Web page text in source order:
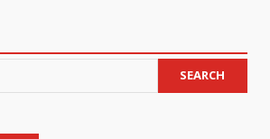
SEARCH